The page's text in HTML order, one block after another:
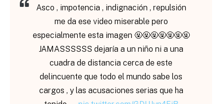
Asco , impotencia , indignación , repulsión
me da ese video miserable pero
especialmente esta imagen 🤬🤬🤬🤬🤬🤬🤬
JAMASSSSSS dejaría a un niño ni a una
cuadra de distancia cerca de este
delincuente que todo el mundo sabe los
cargos , y las acusaciones serias que ha